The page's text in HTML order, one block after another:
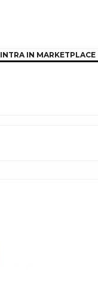
INTRA IN MARKETPLACE